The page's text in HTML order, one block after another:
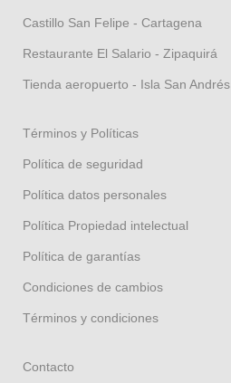
Castillo San Felipe - Cartagena
Restaurante El Salario - Zipaquirá
Tienda aeropuerto - Isla San Andrés
Términos y Políticas
Política de seguridad
Política datos personales
Política Propiedad intelectual
Política de garantías
Condiciones de cambios
Términos y condiciones
Contacto